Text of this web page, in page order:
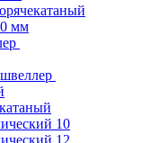
мм
10
12